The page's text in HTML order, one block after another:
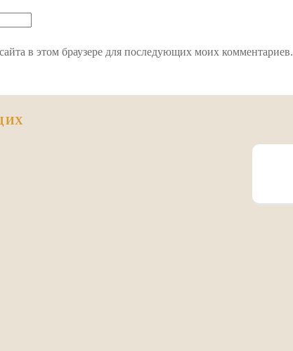
в этом браузере для последующих моих комментариев.